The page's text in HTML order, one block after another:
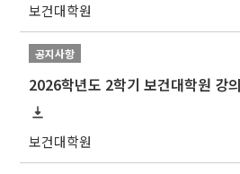
보건대학원
공지사항
보건대학원